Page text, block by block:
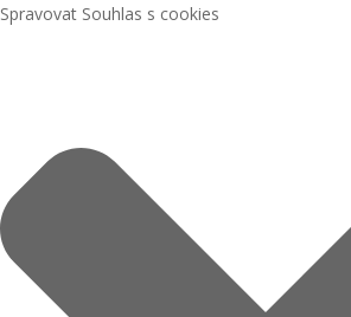
Spravovat Souhlas s cookies